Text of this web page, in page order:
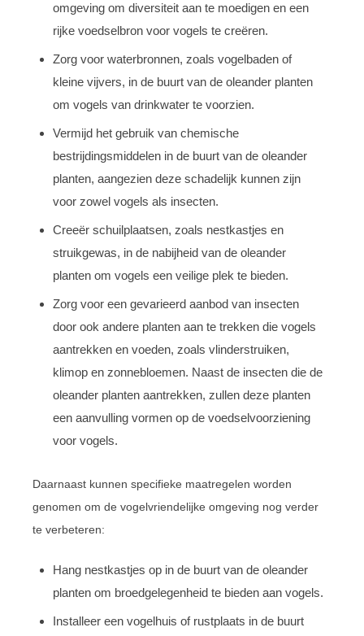
omgeving om diversiteit aan te moedigen en een
rijke voedselbron voor vogels te creëren.
Zorg voor waterbronnen, zoals vogelbaden of
kleine vijvers, in de buurt van de oleander planten
om vogels van drinkwater te voorzien.
Vermijd het gebruik van chemische
bestrijdingsmiddelen in de buurt van de oleander
planten, aangezien deze schadelijk kunnen zijn
voor zowel vogels als insecten.
Creeër schuilplaatsen, zoals nestkastjes en
struikgewas, in de nabijheid van de oleander
planten om vogels een veilige plek te bieden.
Zorg voor een gevarieerd aanbod van insecten
door ook andere planten aan te trekken die vogels
aantrekken en voeden, zoals vlinderstruiken,
klimop en zonnebloemen. Naast de insecten die de
oleander planten aantrekken, zullen deze planten
een aanvulling vormen op de voedselvoorziening
voor vogels.
Daarnaast kunnen specifieke maatregelen worden
genomen om de vogelvriendelijke omgeving nog verder
te verbeteren:
Hang nestkastjes op in de buurt van de oleander
planten om broedgelegenheid te bieden aan vogels.
Installeer een vogelhuis of rustplaats in de buurt